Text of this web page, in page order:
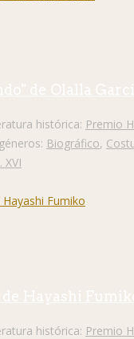
de Olalla
histórica: Premio
Biográfico,
XVI
Hayashi
histórica: Premio